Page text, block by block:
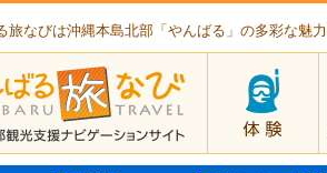
旅なびは沖縄本島北部「やんばる」の多彩な魅